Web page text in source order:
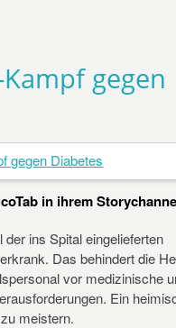
gegen
in ihrem
ins Spital eingelieferten
Das behindert die
vor medizinische
Ein
meistern.